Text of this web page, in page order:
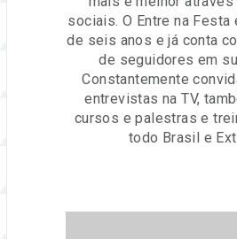
sociais. O Entre na Festa
de seis anos e já conta
de seguidores em
Constantemente
entrevistas na TV,
cursos e palestras e
todo Brasil e